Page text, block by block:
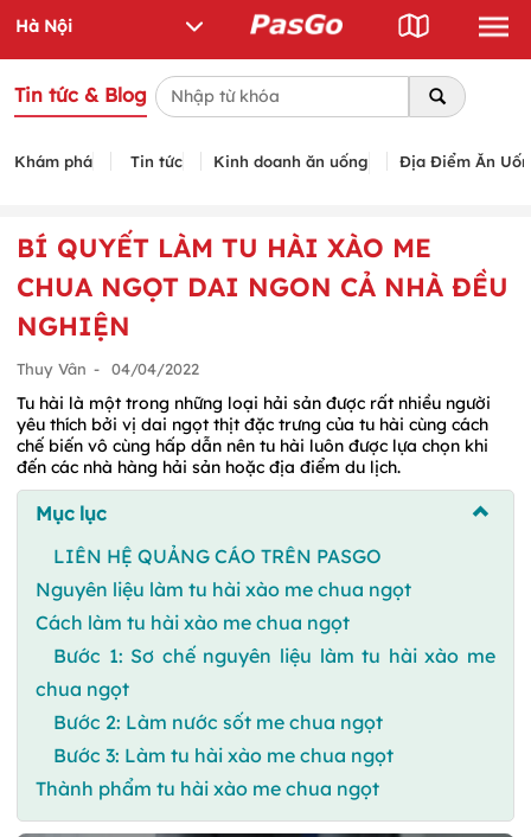
Tin tức & Blog
Khám phá Tin tức Kinh doanh ăn uống Địa Điểm Ăn
BÍ QUYẾT LÀM TU HÀI XÀO ME
CHUA NGỌT DAI NGON CẢ NHÀ ĐỀU
NGHIỆN
Thuy Vân - 04/04/2022
Tu hài là một trong những loại hải sản được rất nhiều người
yêu thích bởi vị dai ngọt thịt đặc trưng của tu hài cùng cách
chế biến vô cùng hấp dẫn nên tu hài luôn được lựa chọn khi
đến các nhà hàng hải sản hoặc địa điểm du lịch.
Mục lục
LIÊN HỆ QUẢNG CÁO TRÊN PASGO
Nguyên liệu làm tu hài xào me chua ngọt
Cách làm tu hài xào me chua ngọt
Bước 1: Sơ chế nguyên liệu làm tu hài xào me
chua ngọt
Bước 2: Làm nước sốt me chua ngọt
Bước 3: Làm tu hài xào me chua ngọt
Thành phẩm tu hài xào me chua ngọt